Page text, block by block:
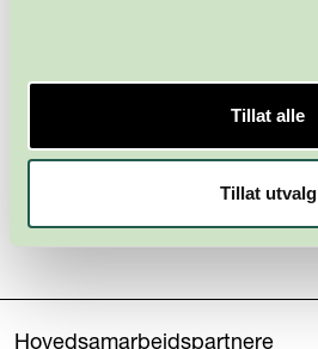
Tillat alle
Tillat utvalg
Hovedsamarbeidspartnere